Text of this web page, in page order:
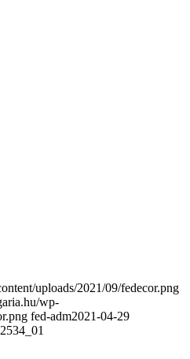
uploads/2021/09/fedecor.png
wp-
fed-adm2021-04-29